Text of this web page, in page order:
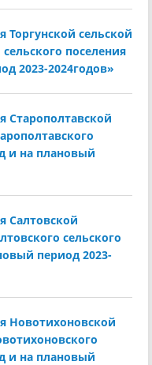
сельской
поселения
2023-2024годов»
Старополтавской
и на плановый
Салтовской
сельского
период 2023-
Новотихоновской
и на плановый